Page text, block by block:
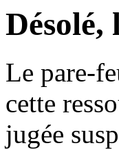
Désolé,
Le pare-
cette
jugée